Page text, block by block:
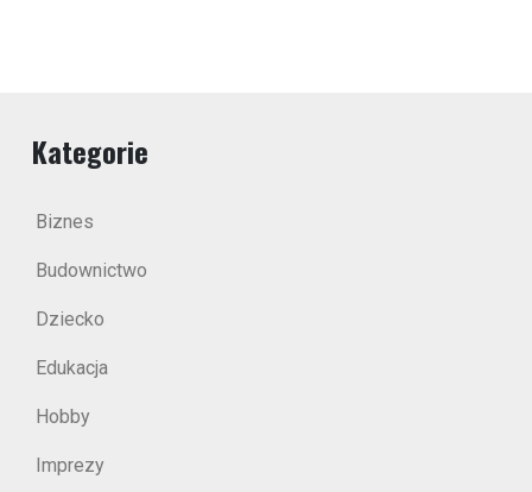
Kategorie
Biznes
Budownictwo
Dziecko
Edukacja
Hobby
Imprezy